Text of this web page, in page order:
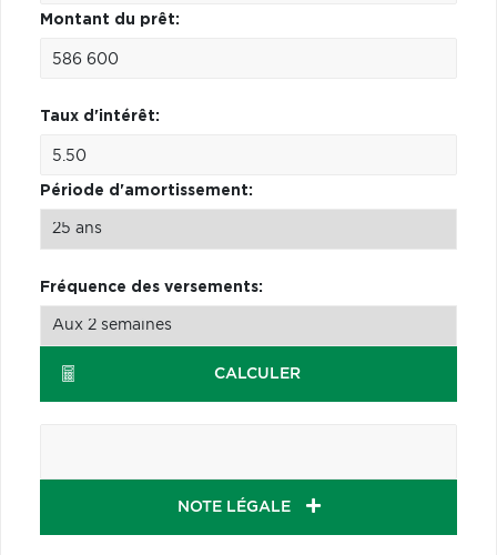
Montant du prêt:
Taux d'intérêt:
Période d'amortissement:
Fréquence des versements:
CALCULER
NOTE LÉGALE